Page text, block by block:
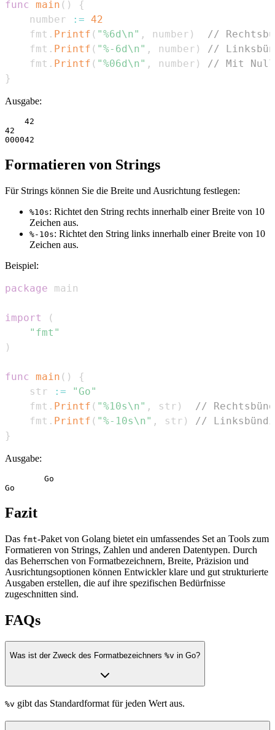
func main ( )
{
    number
:= 42
    fmt
. Printf ( "%6d\n" , number )
//
    fmt
. Printf ( "%-6d\n" , number )
//
    fmt
. Printf ( "%06d\n" , number )
// Mit
}
Ausgabe:
    42
42
Formatieren von Strings
Für Strings können Sie die Breite und Ausrichtung festlegen:
%10s: Richtet den String rechts innerhalb einer Breite von 10
Zeichen aus.
%-10s: Richtet den String links innerhalb einer Breite von 10
Zeichen aus.
Beispiel:
package
import
(
"fmt"
)
func main ( )
{
    str
:=
"Go"
    fmt
. Printf ( "%10s\n" , str )
//
    fmt
. Printf ( "%-10s\n" , str )
//
}
Ausgabe:
        Go
Fazit
Das fmt-Paket von Golang bietet ein umfassendes Set an Tools zum
Formatieren von Strings, Zahlen und anderen Datentypen. Durch
das Beherrschen von Formatbezeichnern, Breite, Präzision und
Ausrichtungsoptionen können Entwickler klare und gut strukturierte
Ausgaben erstellen, die auf ihre spezifischen Bedürfnisse
zugeschnitten sind.
FAQs
Was ist der Zweck des Formatbezeichners %v in Go?
%v gibt das Standardformat für jeden Wert aus.